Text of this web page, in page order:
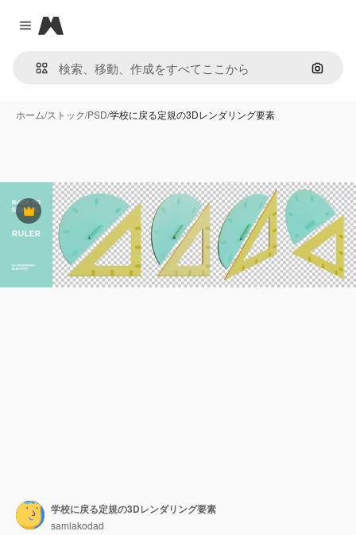
Close menu
Magnific
画像で
ホーム/ストック/PSD/学校に戻る定規の3Dレンダリング要素
Premium
学校に戻る定規の3Dレンダリング要素
samlakodad